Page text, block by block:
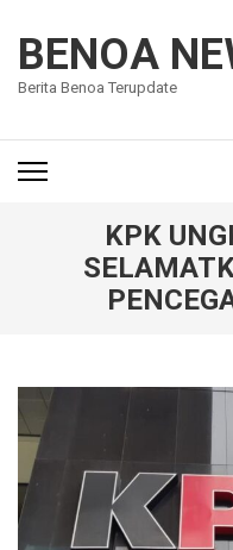
konten
(Tekan
BENOA
Berita Benoa Terupdate
KPK